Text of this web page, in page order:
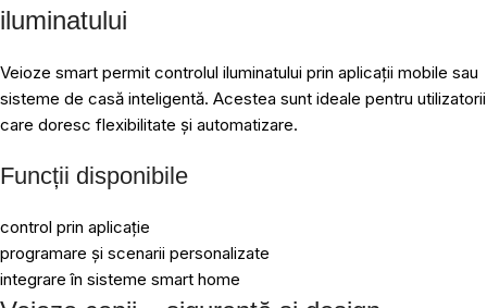
iluminatului
Veioze smart permit controlul iluminatului prin aplicații mobile sau
sisteme de casă inteligentă. Acestea sunt ideale pentru utilizatorii
care doresc flexibilitate și automatizare.
Funcții disponibile
control prin aplicație
programare și scenarii personalizate
integrare în sisteme smart home